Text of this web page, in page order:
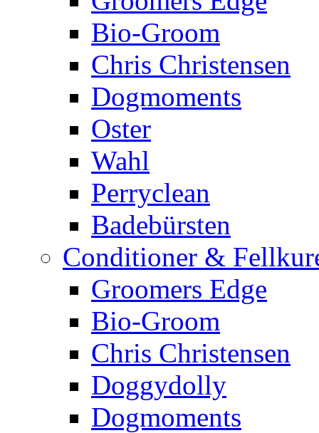
Bio-Groom
Chris Christensen
Dogmoments
Oster
Wahl
Perryclean
Badebürsten
Conditioner &
Groomers Edge
Bio-Groom
Chris Christensen
Doggydolly
Dogmoments